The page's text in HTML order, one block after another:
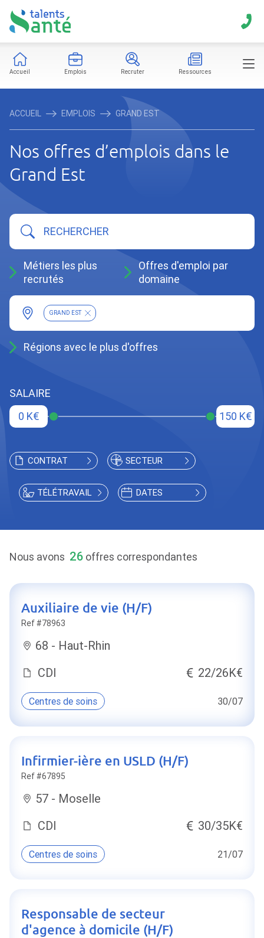
Accueil Emplois Recruter Ressources
ACCUEIL EMPLOIS GRAND EST
Nos offres d’emplois dans le
Grand Est
Métiers les plus
recrutés
Offres d'emploi par
domaine
GRAND EST
Régions avec le plus d'offres
SALAIRE
0 K€
150 K€
CONTRAT SECTEUR
TÉLÉTRAVAIL DATES
Nous avons 26 offres correspondantes
Auxiliaire de vie (H/F)
Ref #78963
68 - Haut-Rhin
CDI
22/26K€
Centres de soins 30/07
Infirmier-ière en USLD (H/F)
Ref #67895
57 - Moselle
CDI
30/35K€
Centres de soins 21/07
Responsable de secteur
d'agence à domicile (H/F)